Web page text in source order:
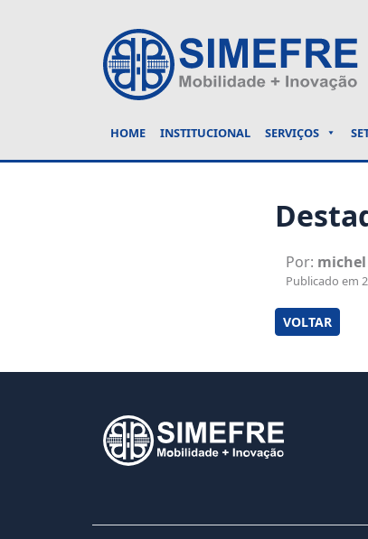
HOME INSTITUCIONAL SERVIÇOS
Por: michel
Publicado em
VOLTAR